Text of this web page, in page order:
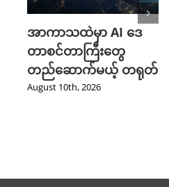
အာကာသထဲမှာ AI ဒေ
တာစင်တာကြီးတွေ
တည်ဆောက်မယ့် တရုတ်
August 10th, 2026